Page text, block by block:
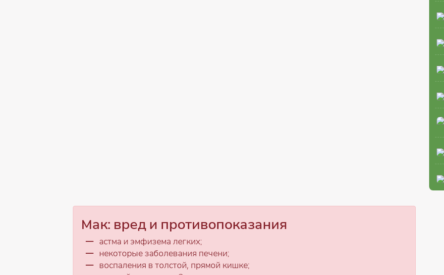
Мак: вред и противопоказания
астма и эмфизема легких;
некоторые заболевания печени;
воспаления в толстой, прямой кишке;